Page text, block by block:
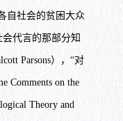
自社会的贫困大众
代言的那部分知
Parsons），“对
Comments on the
Theory and